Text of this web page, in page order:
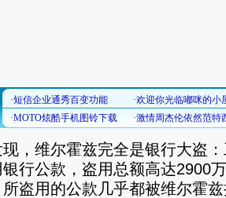
现，维尔霍兹完全是银行大盗
银行公款，盗用总额高达2900
用的公款几乎都被维尔霍兹